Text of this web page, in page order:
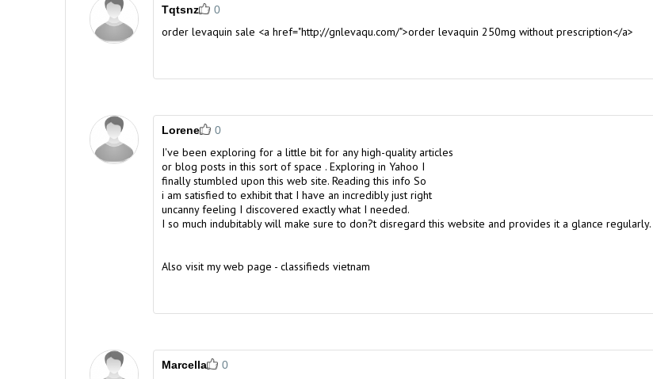
Tqtsnz 0
order levaquin sale <a href="http://gnlevaqu.com/">order levaquin 250mg without prescription</a>
Lorene 0
I've been exploring for a little bit for any high-quality articles
or blog posts in this sort of space . Exploring in Yahoo I
finally stumbled upon this web site. Reading this info So
i am satisfied to exhibit that I have an incredibly just right
uncanny feeling I discovered exactly what I needed.
I so much indubitably will make sure to don?t disregard this website and provides it a glance regularly.
Also visit my web page - classifieds vietnam
Marcella 0